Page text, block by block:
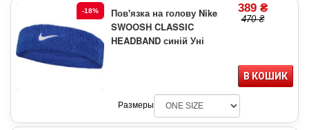
-18%
Пов'язка на голову Nike
SWOOSH CLASSIC
HEADBAND синій Уні
389 ₴
470 ₴
В КОШИК
Размеры